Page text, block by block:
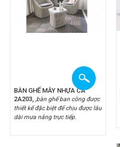
BÀN GHẾ MÂY NHỰA CA
2A203, ,bàn ghế ban công được
thiết kế đặc biệt để chịu được lâu
dài mưa nắng trực tiếp.